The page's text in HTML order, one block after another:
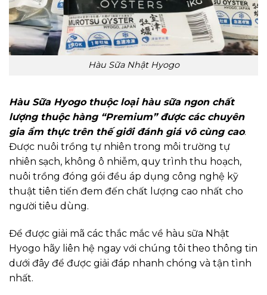
Hàu Sữa Nhật Hyogo
Hàu Sữa Hyogo thuộc loại hàu sữa ngon chất
lượng thuộc hàng “Premium” được các chuyên
gia ẩm thực trên thế giới đánh giá vô cùng cao.
Được nuôi trồng tự nhiên trong môi trường tự
nhiên sạch, không ô nhiễm, quy trình thu hoạch,
nuôi trồng đóng gói đều áp dụng công nghệ kỹ
thuật tiên tiến đem đến chất lượng cao nhất cho
người tiêu dùng.
Để được giải mã các thắc mắc về hàu sữa Nhật
Hyogo hãy liên hệ ngay với chúng tôi theo thông tin
dưới đây để được giải đáp nhanh chóng và tận tình
nhất.